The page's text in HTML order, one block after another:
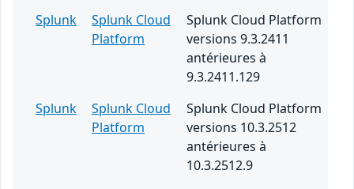
Splunk
Splunk Cloud
Platform
Splunk Cloud Platform
versions 9.3.2411
antérieures à
9.3.2411.129
Splunk
Splunk Cloud
Platform
Splunk Cloud Platform
versions 10.3.2512
antérieures à
10.3.2512.9